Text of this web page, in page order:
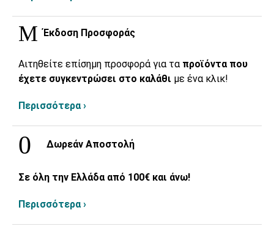
Έκδοση Προσφοράς
Αιτηθείτε επίσημη προσφορά για τα προϊόντα που
έχετε συγκεντρώσει στο καλάθι με ένα κλικ!
Περισσότερα ›
Δωρεάν Αποστολή
Σε όλη την Ελλάδα από 100€ και άνω!
Περισσότερα ›